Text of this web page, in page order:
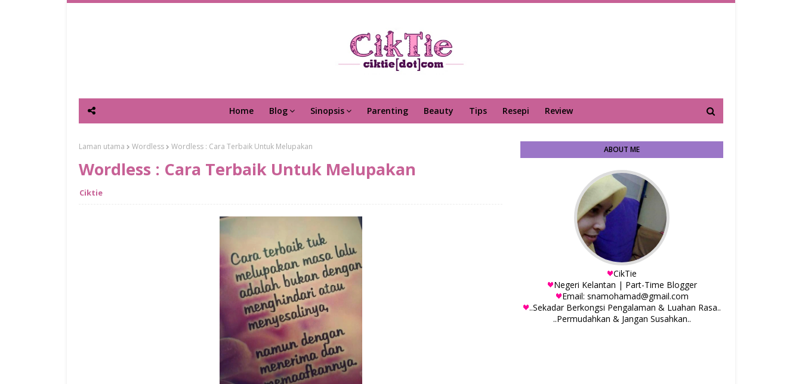
Home Blog Sinopsis Parenting Beauty Tips Resepi Review
Laman utama Wordless Wordless : Cara Terbaik Untuk Melupakan
Wordless : Cara Terbaik Untuk Melupakan
Ciktie
ABOUT ME
CikTie
Negeri Kelantan | Part-Time Blogger
Email: snamohamad@gmail.com
..Sekadar Berkongsi Pengalaman & Luahan Rasa..
..Permudahkan & Jangan Susahkan..